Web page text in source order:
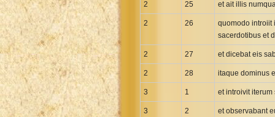
2 25 et ait illis
2 26
quomodo introiit
sacerdotibus et
2 27 et dicebat eis
2 28 itaque dominus
3 1 et introivit
3 2 et observabant